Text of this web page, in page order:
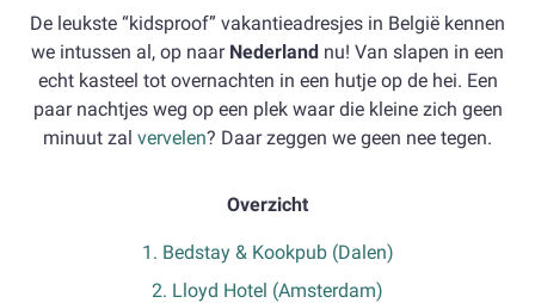
De leukste “kidsproof” vakantieadresjes in België kennen
we intussen al, op naar Nederland nu! Van slapen in een
echt kasteel tot overnachten in een hutje op de hei. Een
paar nachtjes weg op een plek waar die kleine zich geen
minuut zal vervelen? Daar zeggen we geen nee tegen.
Overzicht
1. Bedstay & Kookpub (Dalen)
2. Lloyd Hotel (Amsterdam)